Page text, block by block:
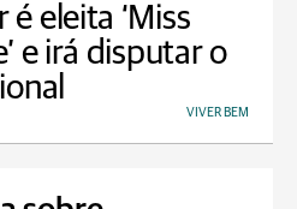
é eleita ‘Miss
e irá disputar o
VIVER BEM